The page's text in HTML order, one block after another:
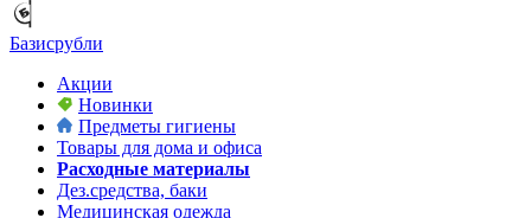
Базисрубли
Акции
Новинки
Предметы гигиены
Товары для дома и офиса
Расходные материалы
Дез.средства, баки
Медицинская одежда